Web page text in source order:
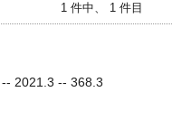
1 件中、 1 件目
2021.3 -- 368.3